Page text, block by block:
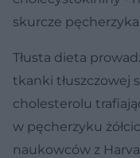
skurcze pęcherzyka.
Tłusta dieta
tkanki tłuszczowej
cholesterolu
w pęcherzyku
naukowców z